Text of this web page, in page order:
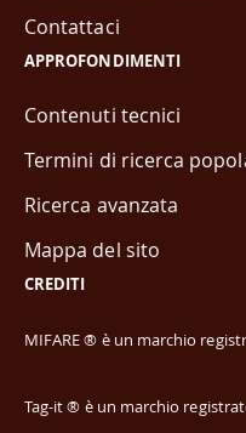
Contattaci
APPROFONDIMENTI
Contenuti tecnici
Termini di ricerca
Ricerca avanzata
Mappa del sito
CREDITI
MIFARE ® è un marchio
Tag-it ® è un marchio